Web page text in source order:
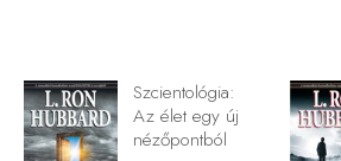
Szcientológia:
Az élet egy új
nézőpontból